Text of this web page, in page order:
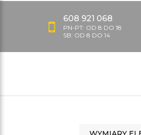
608 921 068
PN-PT: OD 8 DO 18
SB: OD 8 DO 14